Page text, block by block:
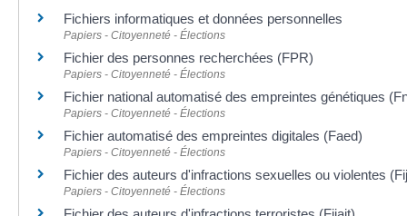
Fichiers informatiques et données personnelles
Papiers - Citoyenneté - Élections
Fichier des personnes recherchées (FPR)
Papiers - Citoyenneté - Élections
Fichier national automatisé des empreintes génétiques
Papiers - Citoyenneté - Élections
Fichier automatisé des empreintes digitales (Faed)
Papiers - Citoyenneté - Élections
Fichier des auteurs d'infractions sexuelles ou violentes
Papiers - Citoyenneté - Élections